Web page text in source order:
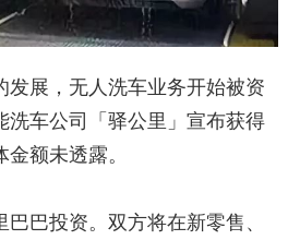
发展，无人洗车业务开始被资
洗车公司「驿公里」宣布获得
额未透露。
巴投资。双方将在新零售、